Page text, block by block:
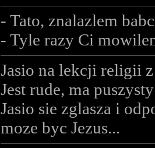
- Tato, znalazlem
- Tyle razy Ci
Jasio na lekcji religii
Jest rude, ma
Jasio sie zglasza i
moze byc Jezus...